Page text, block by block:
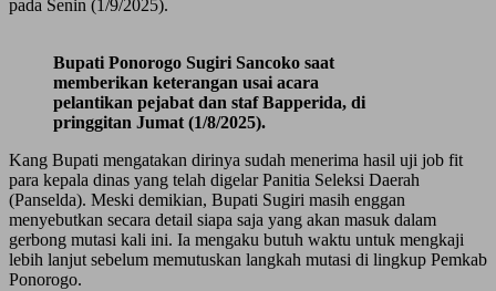
pada Senin (1/9/2025).
Bupati Ponorogo Sugiri Sancoko saat
memberikan keterangan usai acara
pelantikan pejabat dan staf Bapperida, di
pringgitan Jumat (1/8/2025).
Kang Bupati mengatakan dirinya sudah menerima hasil uji job fit
para kepala dinas yang telah digelar Panitia Seleksi Daerah
(Panselda). Meski demikian, Bupati Sugiri masih enggan
menyebutkan secara detail siapa saja yang akan masuk dalam
gerbong mutasi kali ini. Ia mengaku butuh waktu untuk mengkaji
lebih lanjut sebelum memutuskan langkah mutasi di lingkup Pemkab
Ponorogo.